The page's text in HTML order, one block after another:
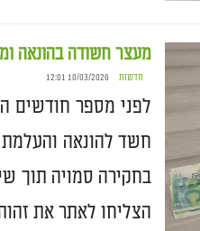
מעצר חשודה בהונאה
חדשות 10/03/2026 12:01
לפני מספר חודשים
חשד להונאה
בחקירה סמויה תוך
הצליחו לאתר את